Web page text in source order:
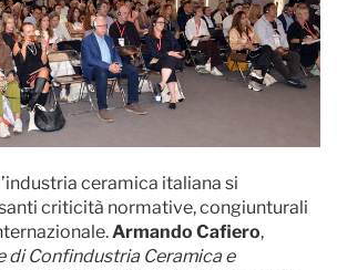
ceramica italiana si
criticità normative, congiunturali
Armando Cafiero,
di Confindustria Ceramica e